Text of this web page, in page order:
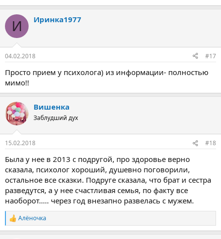
И Иринка1977
04.02.2018 #17
Просто прием у психолога) из информации- полностью
мимо!!
Вишенка
Заблудший дух
15.02.2018 #18
Была у нее в 2013 с подругой, про здоровье верно
сказала, психолог хороший, душевно поговорили,
остальное все сказки. Подруге сказала, что брат и сестра
разведутся, а у нее счастливая семья, по факту все
наоборот..... через год внезапно развелась с мужем.
Р
е
Алёночка